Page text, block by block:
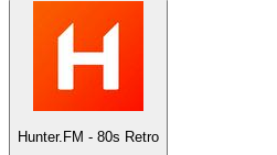
Hunter.FM - 80s Retro